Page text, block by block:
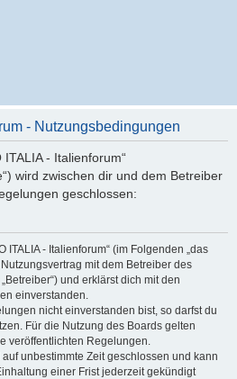
- Nutzungsbedingungen
- Italienforum“
wird zwischen dir und dem Betreiber
geschlossen:
ITALIA - Italienforum“ (im Folgenden „das
mit dem Betreiber des
und erklärst dich mit den
einverstanden.
nicht einverstanden bist, so darfst du
Für die Nutzung des Boards gelten
veröffentlichten Regelungen.
unbestimmte Zeit geschlossen und kann
einer Frist jederzeit gekündigt